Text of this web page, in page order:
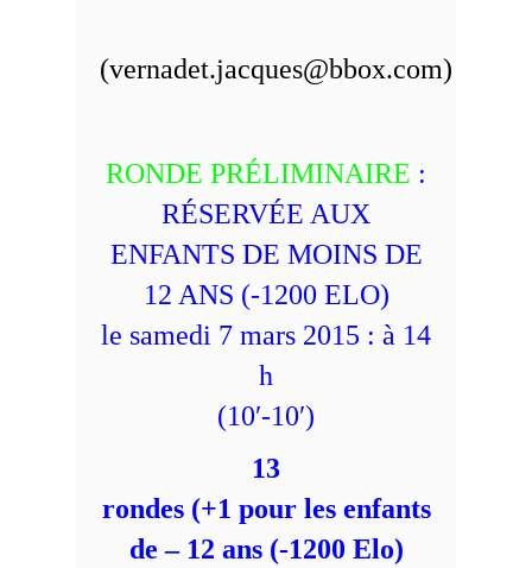
(vernadet.jacques@bbox.com)
RONDE PRÉLIMINAIRE :
RÉSERVÉE AUX
ENFANTS DE MOINS DE
12 ANS (-1200 ELO)
le samedi 7 mars 2015 : à 14
h
(10′-10′)
13
rondes (+1 pour les enfants
de – 12 ans (-1200 Elo)